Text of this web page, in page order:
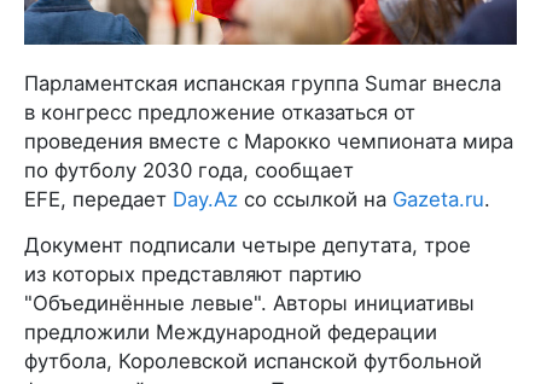
Парламентская испанская группа Sumar внесла
в конгресс предложение отказаться от
проведения вместе с Марокко чемпионата мира
по футболу 2030 года, сообщает
EFE, передает Day.Az со ссылкой на Gazeta.ru.
Документ подписали четыре депутата, трое
из которых представляют партию
"Объединённые левые". Авторы инициативы
предложили Международной федерации
футбола, Королевской испанской футбольной